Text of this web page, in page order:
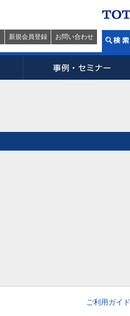
新規会員登録 お問い合わせ
ご利用ガイド